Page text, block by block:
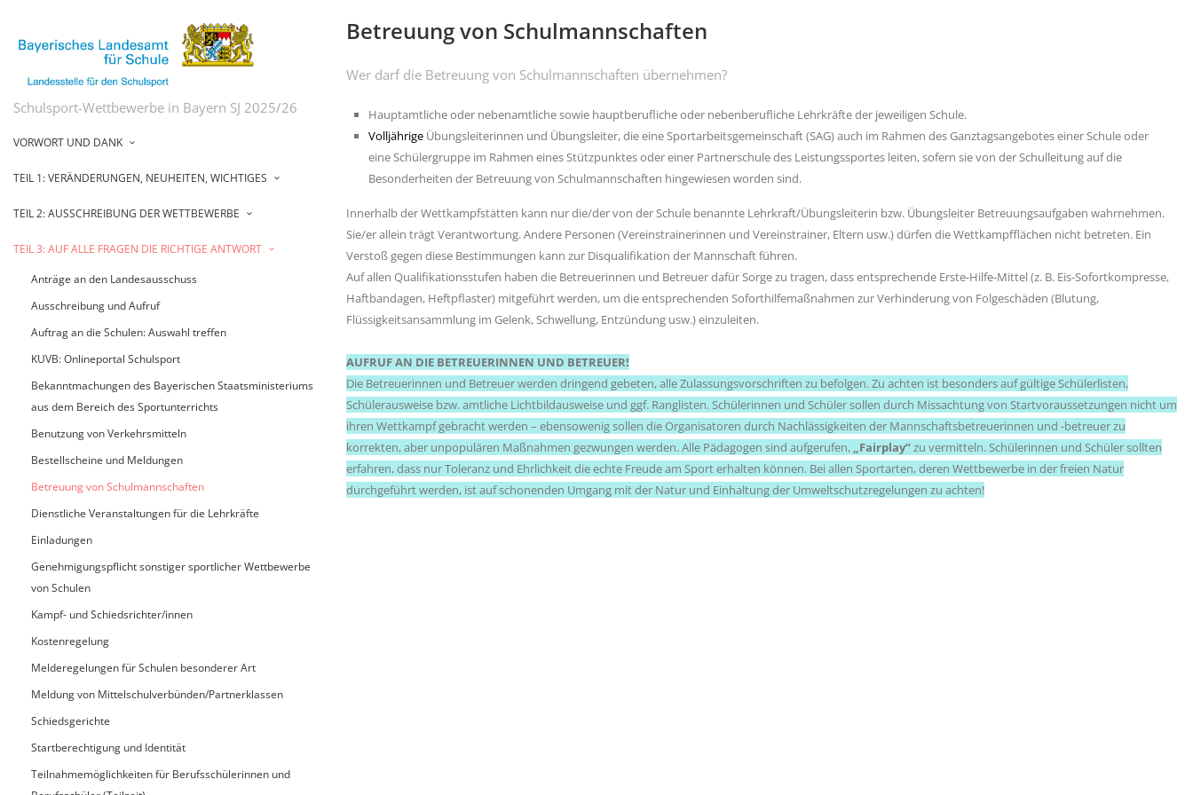
Schulsport-Wettbewerbe in Bayern SJ 2025/26
VORWORT UND DANK
TEIL 1: VERÄNDERUNGEN, NEUHEITEN, WICHTIGES
TEIL 2: AUSSCHREIBUNG DER WETTBEWERBE
TEIL 3: AUF ALLE FRAGEN DIE RICHTIGE ANTWORT
Anträge an den Landesausschuss
Ausschreibung und Aufruf
Auftrag an die Schulen: Auswahl treffen
KUVB: Onlineportal Schulsport
Bekanntmachungen des Bayerischen Staatsministeriums
aus dem Bereich des Sportunterrichts
Benutzung von Verkehrsmitteln
Bestellscheine und Meldungen
Betreuung von Schulmannschaften
Dienstliche Veranstaltungen für die Lehrkräfte
Einladungen
Genehmigungspflicht sonstiger sportlicher Wettbewerbe
von Schulen
Kampf- und Schiedsrichter/innen
Kostenregelung
Melderegelungen für Schulen besonderer Art
Meldung von Mittelschulverbünden/Partnerklassen
Schiedsgerichte
Startberechtigung und Identität
Teilnahmemöglichkeiten für Berufsschülerinnen und
Betreuung von Schulmannschaften
Wer darf die Betreuung von Schulmannschaften übernehmen?
Hauptamtliche oder nebenamtliche sowie hauptberufliche oder nebenberufliche Lehrkräfte der jeweiligen Schule.
Volljährige Übungsleiterinnen und Übungsleiter, die eine Sportarbeitsgemeinschaft (SAG) auch im Rahmen des Ganztagsangebotes einer Schule oder
eine Schülergruppe im Rahmen eines Stützpunktes oder einer Partnerschule des Leistungssportes leiten, sofern sie von der Schulleitung auf die
Besonderheiten der Betreuung von Schulmannschaften hingewiesen worden sind.
Innerhalb der Wettkampfstätten kann nur die/der von der Schule benannte Lehrkraft/Übungsleiterin bzw. Übungsleiter Betreuungsaufgaben wahrnehmen.
Sie/er allein trägt Verantwortung. Andere Personen (Vereinstrainerinnen und Vereinstrainer, Eltern usw.) dürfen die Wettkampfflächen nicht betreten. Ein
Verstoß gegen diese Bestimmungen kann zur Disqualifikation der Mannschaft führen.
Auf allen Qualifikationsstufen haben die Betreuerinnen und Betreuer dafür Sorge zu tragen, dass entsprechende Erste-Hilfe-Mittel (z. B. Eis-Sofortkompresse,
Haftbandagen, Heftpflaster) mitgeführt werden, um die entsprechenden Soforthilfemaßnahmen zur Verhinderung von Folgeschäden (Blutung,
Flüssigkeitsansammlung im Gelenk, Schwellung, Entzündung usw.) einzuleiten.
AUFRUF AN DIE BETREUERINNEN UND BETREUER!
Die Betreuerinnen und Betreuer werden dringend gebeten, alle Zulassungsvorschriften zu befolgen. Zu achten ist besonders auf gültige Schülerlisten,
Schülerausweise bzw. amtliche Lichtbildausweise und ggf. Ranglisten. Schülerinnen und Schüler sollen durch Missachtung von Startvoraussetzungen nicht um
ihren Wettkampf gebracht werden – ebensowenig sollen die Organisatoren durch Nachlässigkeiten der Mannschaftsbetreuerinnen und -betreuer zu
korrekten, aber unpopulären Maßnahmen gezwungen werden. Alle Pädagogen sind aufgerufen, „Fairplay“zu vermitteln. Schülerinnen und Schüler sollten
erfahren, dass nur Toleranz und Ehrlichkeit die echte Freude am Sport erhalten können. Bei allen Sportarten, deren Wettbewerbe in der freien Natur
durchgeführt werden, ist auf schonenden Umgang mit der Natur und Einhaltung der Umweltschutzregelungen zu achten!